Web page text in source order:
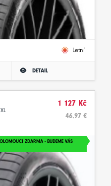
Letní
DETAIL
1 127 Kč
46.97 €
ZDARMA - BUDEME VÁS